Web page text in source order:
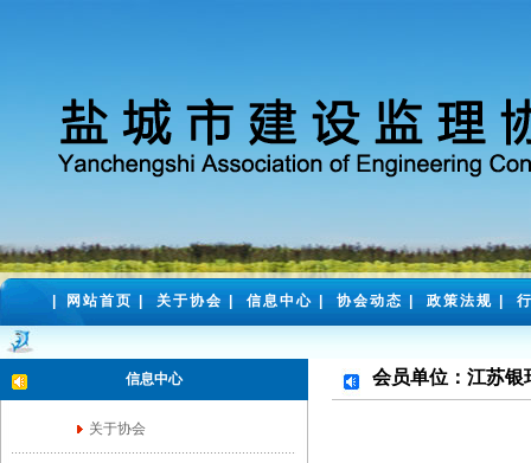
网站首页 关于协会 信息中心 协会动态 政策法规
信息中心
关于协会
会员单位：江苏银